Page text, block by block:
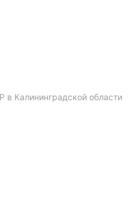
в Калининградской области